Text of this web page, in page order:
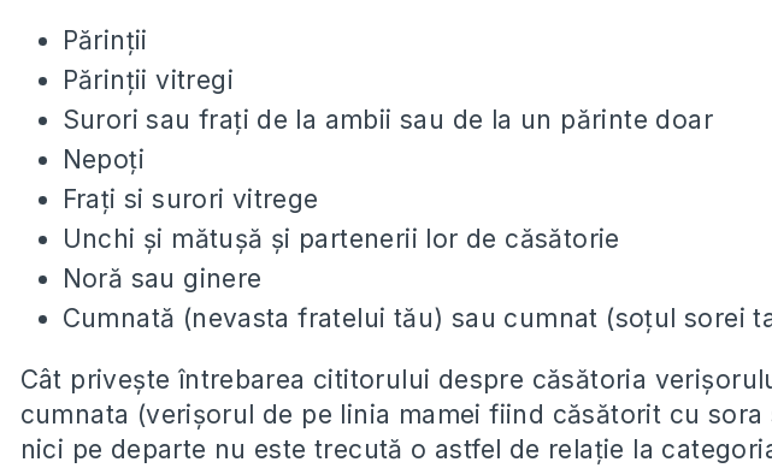
Părinţii
Părinţii vitregi
Surori sau fraţi de la ambii sau de la un părinte doar
Nepoţi
Fraţi si surori vitrege
Unchi şi mătuşă şi partenerii lor de căsătorie
Noră sau ginere
Cumnată (nevasta fratelui tău) sau cumnat (soţul sorei
Cât priveşte întrebarea cititorului despre căsătoria
cumnata (verişorul de pe linia mamei fiind căsătorit cu sora
nici pe departe nu este trecută o astfel de relaţie la